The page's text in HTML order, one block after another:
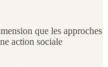
que les approches
action sociale